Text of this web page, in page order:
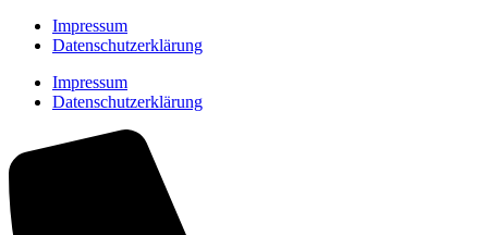
Impressum
Datenschutzerklärung
Impressum
Datenschutzerklärung